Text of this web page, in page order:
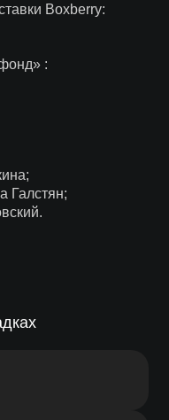
Boxberry:
:
Галстян;